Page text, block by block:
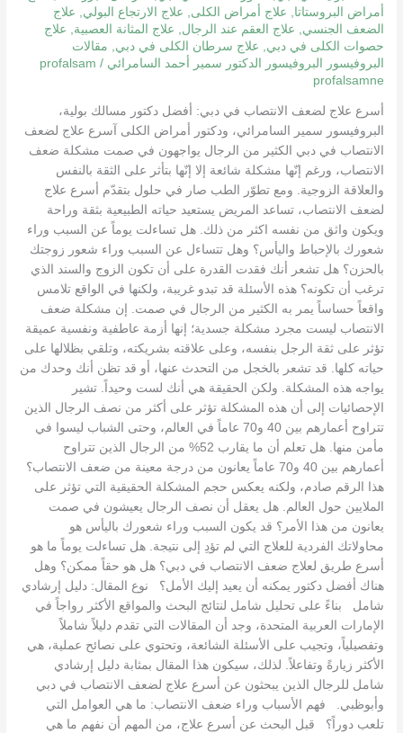
أمراض البروستاتا, علاج أمراض الكلى, علاج الارتجاع البولي, علاج
الضعف الجنسي, علاج العقم عند الرجال, علاج المثانة العصبية, علاج
حصوات الكلى في دبي, علاج سرطان الكلى في دبي, مقالات
البروفيسور البروفيسور الدكتور سمير أحمد السامرائي /
profalsam
profalsamne
أسرع علاج لضعف الانتصاب في دبي: أفضل دكتور مسالك بولية،
البروفيسور سمير السامرائي، ودكتور أمراض الكلى آسرع علاج لضعف
الانتصاب في دبي الكثير من الرجال يواجهون في صمت مشكلة ضعف
الانتصاب، ورغم إنّها مشكلة شائعة إلا إنّها بتأثر على الثقة بالنفس
والعلاقة الزوجية. ومع تطوّر الطب صار في حلول بتقدّم أسرع علاج
لضعف الانتصاب، تساعد المريض يستعيد حياته الطبيعية بثقة وراحة
ويكون واثق من نفسه اكثر من ذلك. هل تساءلت يوماً عن السبب وراء
شعورك بالإحباط واليأس؟ وهل تتساءل عن السبب وراء شعور زوجتك
بالحزن؟ هل تشعر أنك فقدت القدرة على أن تكون الزوج والسند الذي
ترغب أن تكونه؟ هذه الأسئلة قد تبدو غريبة، ولكنها في الواقع تلامس
واقعاً حساساً يمر به الكثير من الرجال في صمت. إن مشكلة ضعف
الانتصاب ليست مجرد مشكلة جسدية؛ إنها أزمة عاطفية ونفسية عميقة
تؤثر على ثقة الرجل بنفسه، وعلى علاقته بشريكته، وتلقي بظلالها على
حياته كلها. قد تشعر بالخجل من التحدث عنها، أو قد تظن أنك وحدك من
يواجه هذه المشكلة. ولكن الحقيقة هي أنك لست وحيداً. تشير
الإحصائيات إلى أن هذه المشكلة تؤثر على أكثر من نصف الرجال الذين
تتراوح أعمارهم بين 40 و70 عاماً في العالم، وحتى الشباب ليسوا في
مأمن منها. هل تعلم أن ما يقارب 52% من الرجال الذين تتراوح
أعمارهم بين 40 و70 عاماً يعانون من درجة معينة من ضعف الانتصاب؟
هذا الرقم صادم، ولكنه يعكس حجم المشكلة الحقيقية التي تؤثر على
الملايين حول العالم. هل يعقل أن نصف الرجال يعيشون في صمت
يعانون من هذا الأمر؟ قد يكون السبب وراء شعورك باليأس هو
محاولاتك الفردية للعلاج التي لم تؤدِ إلى نتيجة. هل تساءلت يوماً ما هو
أسرع طريق لعلاج ضعف الانتصاب في دبي؟ هل هو حقاً ممكن؟ وهل
هناك أفضل دكتور يمكنه أن يعيد إليك الأمل؟ نوع المقال: دليل إرشادي
شامل بناءً على تحليل شامل لنتائج البحث والمواقع الأكثر رواجاً في
الإمارات العربية المتحدة، وجد أن المقالات التي تقدم دليلاً شاملاً
وتفصيلياً، وتجيب على الأسئلة الشائعة، وتحتوي على نصائح عملية، هي
الأكثر زيارةً وتفاعلاً. لذلك، سيكون هذا المقال بمثابة دليل إرشادي
شامل للرجال الذين يبحثون عن أسرع علاج لضعف الانتصاب في دبي
وأبوظبي. فهم الأسباب وراء ضعف الانتصاب: ما هي العوامل التي
تلعب دوراً؟ قبل البحث عن أسرع علاج، من المهم أن نفهم ما هي